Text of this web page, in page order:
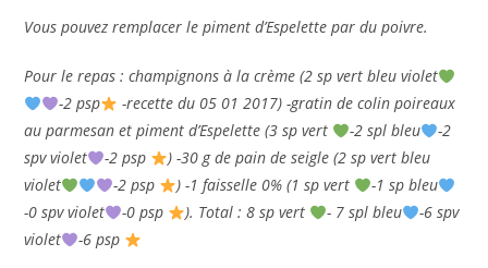
Vous pouvez remplacer le piment d’Espelette par du poivre.
Pour le repas : champignons à la crème (2 sp vert bleu violet
-2 psp
-recette du 05 01 2017) -gratin de colin poireaux
au parmesan et piment d’Espelette (3 sp vert
-2 spl bleu
-2
spv violet
-2 psp
) -30 g de pain de seigle (2 sp vert bleu
violet
-2 psp ) -1 faisselle 0% (1 sp vert
-1 sp bleu
-0 spv violet
-0 psp ). Total : 8 sp vert - 7 spl bleu
-6 spv
violet
-6 psp